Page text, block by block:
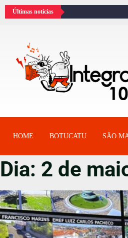
Últimas notícias
HOME BOTUCATU SÂO
Dia: 2 de